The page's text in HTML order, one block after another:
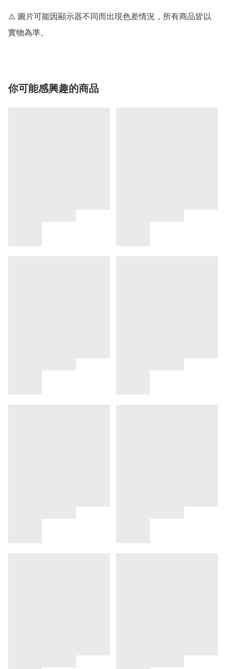
⚠️ 圖片可能因顯示器不同而出現色差情況，所有商品皆以
你可能感興趣的商品